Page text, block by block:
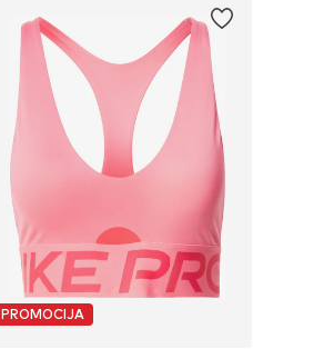
PROMOCIJA